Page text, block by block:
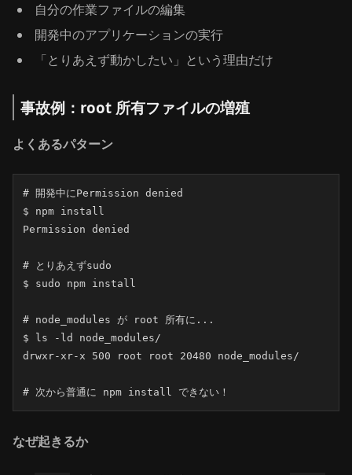
自分の作業ファイルの編集
開発中のアプリケーションの実行
「とりあえず動かしたい」という理由だけ
事故例：root 所有ファイルの増殖
よくあるパターン
# 開発中にPermission denied
$ npm install
Permission denied
# とりあえずsudo
$ sudo npm install
# node_modules が root 所有に...
$ ls -ld node_modules/
drwxr-xr-x 500 root root 20480 node_modules/
# 次から普通に npm install できない！
なぜ起きるか